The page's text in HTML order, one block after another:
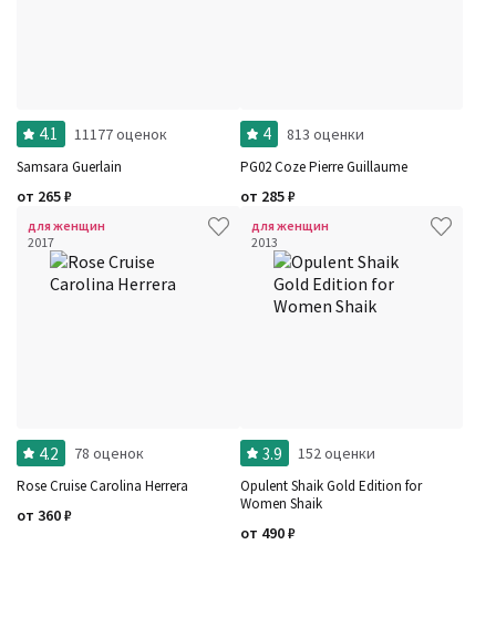
4.1 11177 оценок
Samsara Guerlain
от 265₽
4 813 оценки
PG02 Coze Pierre Guillaume
от 285₽
для женщин
2017
4.2 78 оценок
Rose Cruise Carolina Herrera
от 360₽
для женщин
2013
3.9 152 оценки
Opulent Shaik Gold Edition for
Women Shaik
от 490₽